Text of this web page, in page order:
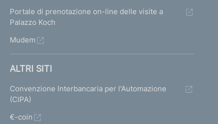
Portale di prenotazione on-line delle visite a
Palazzo Koch
Mudem
ALTRI SITI
Convenzione Interbancaria per l'Automazione
(CIPA)
€-coin